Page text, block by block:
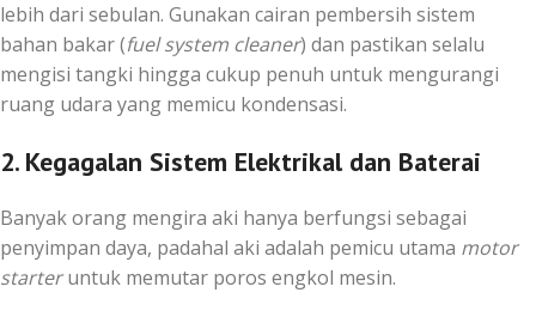
lebih dari sebulan. Gunakan cairan pembersih sistem
bahan bakar (fuel system cleaner) dan pastikan selalu
mengisi tangki hingga cukup penuh untuk mengurangi
ruang udara yang memicu kondensasi.
2. Kegagalan Sistem Elektrikal dan Baterai
Banyak orang mengira aki hanya berfungsi sebagai
penyimpan daya, padahal aki adalah pemicu utama motor
starteruntuk memutar poros engkol mesin.